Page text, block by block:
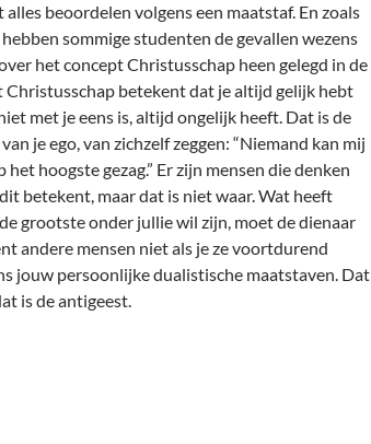
beoordelen volgens een maatstaf. En zoals
sommige studenten de gevallen wezens
het concept Christusschap heen gelegd in de
betekent dat je altijd gelijk hebt
met je eens is, altijd ongelijk heeft. Dat is de
je ego, van zichzelf zeggen: “Niemand kan mij
hoogste gezag.” Er zijn mensen die denken
betekent, maar dat is niet waar. Wat heeft
de grootste onder jullie wil zijn, moet de dienaar
andere mensen niet als je ze voortdurend
jouw persoonlijke dualistische maatstaven. Dat
is de antigeest.